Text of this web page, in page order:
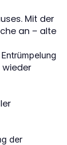
Mit der
an – alte
Entrümpelung
wieder
der